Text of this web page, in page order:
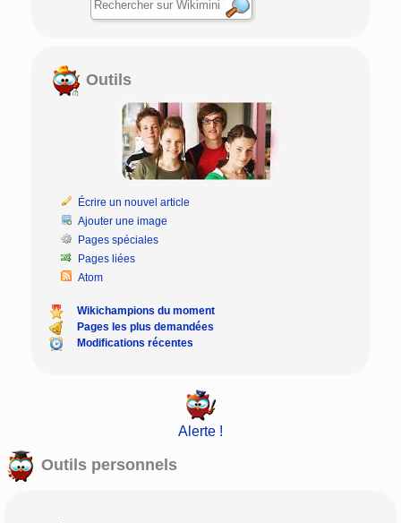
Outils
Écrire un nouvel article
Ajouter une image
Pages spéciales
Pages liées
Atom
Wikichampions du moment
Pages les plus demandées
Modifications récentes
Alerte !
Outils personnels